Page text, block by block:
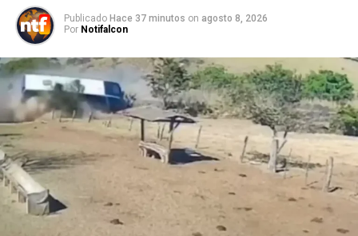
Publicado Hace 37 minutos on agosto 8, 2026
Por Notifalcon